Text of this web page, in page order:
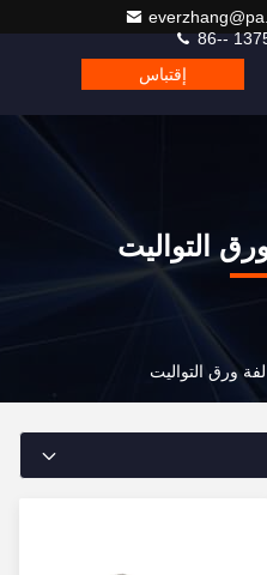
86--
إقتباس
التواليت
ورق التواليت